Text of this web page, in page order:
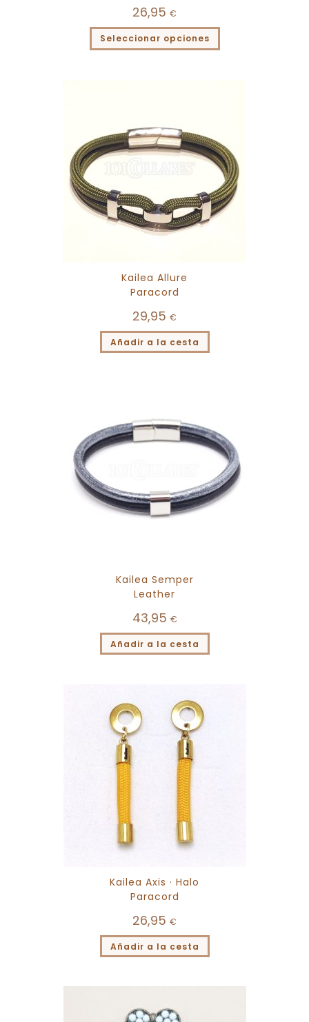
26,95 €
Seleccionar opciones
Kailea Allure
Paracord
29,95 €
Añadir a la cesta
Kailea Semper
Leather
43,95 €
Añadir a la cesta
Kailea Axis · Halo
Paracord
26,95 €
Añadir a la cesta